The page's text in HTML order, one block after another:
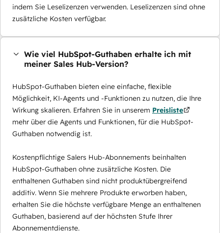
indem Sie Leselizenzen verwenden. Leselizenzen sind ohne
zusätzliche Kosten verfügbar.
Wie viel HubSpot-Guthaben erhalte ich mit
meiner Sales Hub-Version?
HubSpot-Guthaben bieten eine einfache, flexible
Möglichkeit, KI-Agents und -Funktionen zu nutzen, die Ihre
Wirkung skalieren. Erfahren Sie in unserem Preisliste
mehr über die Agents und Funktionen, für die HubSpot-
Guthaben notwendig ist.
Kostenpflichtige Salers Hub-Abonnements beinhalten
HubSpot-Guthaben ohne zusätzliche Kosten. Die
enthaltenen Guthaben sind nicht produktübergreifend
additiv. Wenn Sie mehrere Produkte erworben haben,
erhalten Sie die höchste verfügbare Menge an enthaltenen
Guthaben, basierend auf der höchsten Stufe Ihrer
Abonnementdienste.